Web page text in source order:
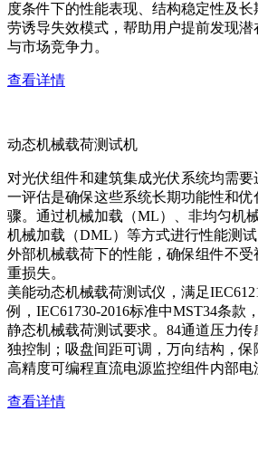
度条件下的性能表现、结构稳定性及
劳诱导失效模式，帮助用户提前发现
与市场竞争力。
查看详情
动态机械载荷测试机
对光伏组件和建筑集成光伏系统均需
一评估是确保这些系统长期功能性和
骤。通过机械加载（ML）、非均匀机
机械加载（DML）等方式进行性能测
外部机械载荷下的性能，确保组件不
重损失。
美能动态机械载荷测试仪，满足
例，IEC61730-2016标准中MST34条款
静态机械载荷测试要求。84通道压力
独控制；吸盘间距可调，万向结构，保
高精度可编程直流电源监控组件内部电
查看详情